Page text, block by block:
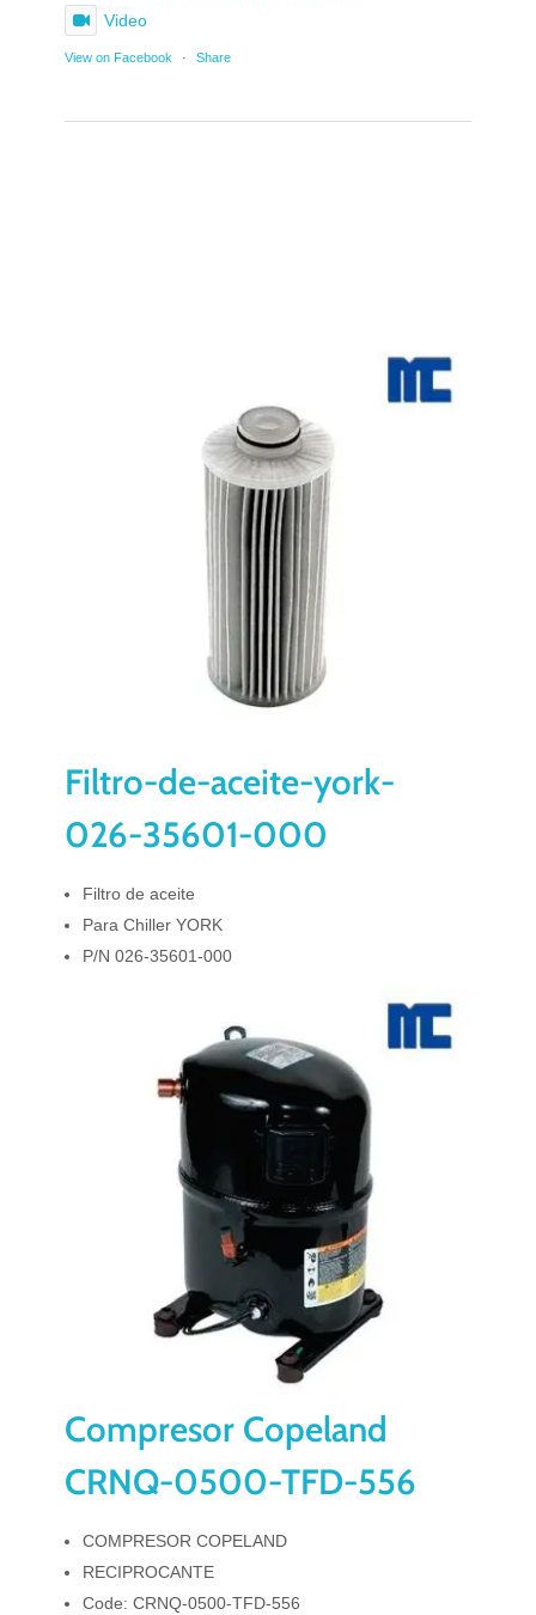
Video
View on Facebook · Share
Filtro-de-aceite-york-
026-35601-000
Filtro de aceite
Para Chiller YORK
P/N 026-35601-000
Compresor Copeland
CRNQ-0500-TFD-556
COMPRESOR COPELAND
RECIPROCANTE
Code: CRNQ-0500-TFD-556